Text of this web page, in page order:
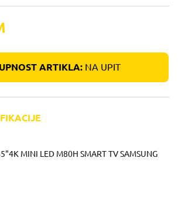
ARTIKLA: NA UPIT
MINI LED M80H SMART TV SAMSUNG